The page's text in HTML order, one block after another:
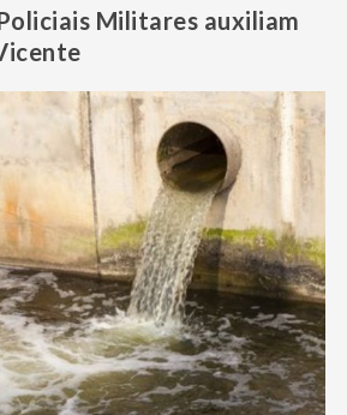
Militares auxiliam